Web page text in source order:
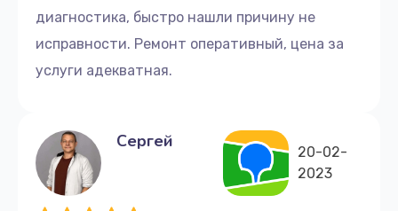
диагностика, быстро нашли причину не
исправности. Ремонт оперативный, цена за
услуги адекватная.
Сергей
20-02-
2023